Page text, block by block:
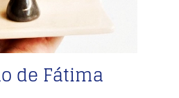
de Fátima